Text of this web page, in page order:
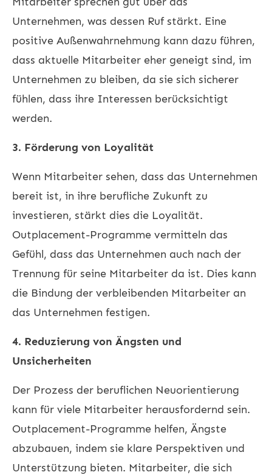
Unternehmen, was dessen Ruf stärkt. Eine
positive Außenwahrnehmung kann dazu führen,
dass aktuelle Mitarbeiter eher geneigt sind, im
Unternehmen zu bleiben, da sie sich sicherer
fühlen, dass ihre Interessen berücksichtigt
werden.
3. Förderung von Loyalität
Wenn Mitarbeiter sehen, dass das Unternehmen
bereit ist, in ihre berufliche Zukunft zu
investieren, stärkt dies die Loyalität.
Outplacement-Programme vermitteln das
Gefühl, dass das Unternehmen auch nach der
Trennung für seine Mitarbeiter da ist. Dies kann
die Bindung der verbleibenden Mitarbeiter an
das Unternehmen festigen.
4. Reduzierung von Ängsten und
Unsicherheiten
Der Prozess der beruflichen Neuorientierung
kann für viele Mitarbeiter herausfordernd sein.
Outplacement-Programme helfen, Ängste
abzubauen, indem sie klare Perspektiven und
Unterstützung bieten. Mitarbeiter, die sich